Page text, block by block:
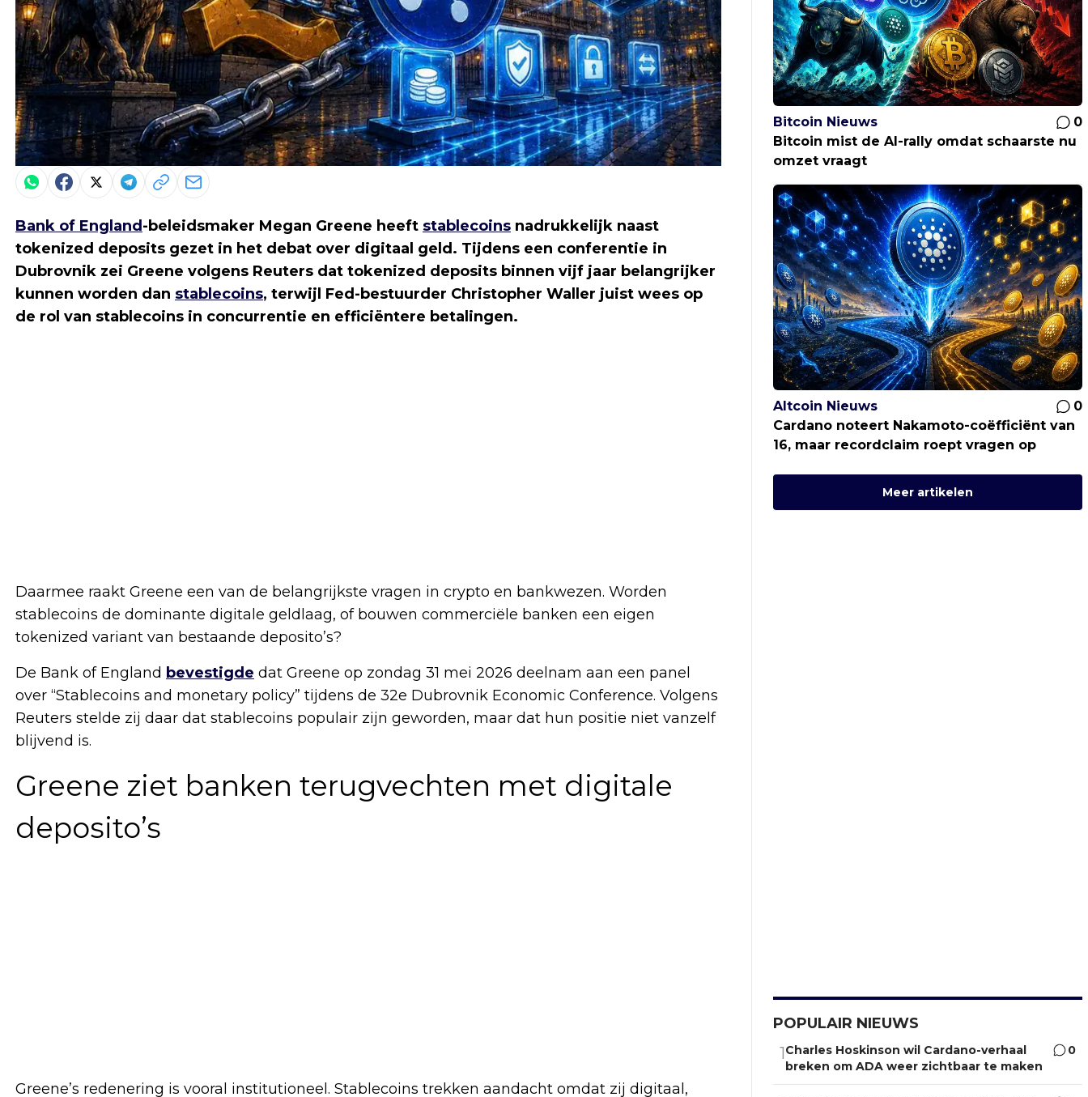
Bank of England -beleidsmaker Megan Greene heeft stablecoins nadrukkelijk naast
tokenized deposits gezet in het debat over digitaal geld. Tijdens een conferentie in
Dubrovnik zei Greene volgens Reuters dat tokenized deposits binnen vijf jaar belangrijker
kunnen worden dan stablecoins, terwijl Fed-bestuurder Christopher Waller juist wees op
de rol van stablecoins in concurrentie en efficiëntere betalingen.
Daarmee raakt Greene een van de belangrijkste vragen in crypto en bankwezen. Worden
stablecoins de dominante digitale geldlaag, of bouwen commerciële banken een eigen
tokenized variant van bestaande deposito’s?
De Bank of England bevestigde dat Greene op zondag 31 mei 2026 deelnam aan een panel
over “Stablecoins and monetary policy” tijdens de 32e Dubrovnik Economic Conference. Volgens
Reuters stelde zij daar dat stablecoins populair zijn geworden, maar dat hun positie niet vanzelf
blijvend is.
Greene ziet banken terugvechten met digitale
deposito’s
Greene’s redenering is vooral institutioneel. Stablecoins trekken aandacht omdat zij digitaal,
Bitcoin Nieuws
0
Bitcoin mist de AI-rally omdat schaarste nu
omzet vraagt
Altcoin Nieuws
0
Cardano noteert Nakamoto-coëfficiënt van
16, maar recordclaim roept vragen op
Meer artikelen
POPULAIR NIEUWS
1Charles Hoskinson wil Cardano-verhaal
breken om ADA weer zichtbaar te maken
0